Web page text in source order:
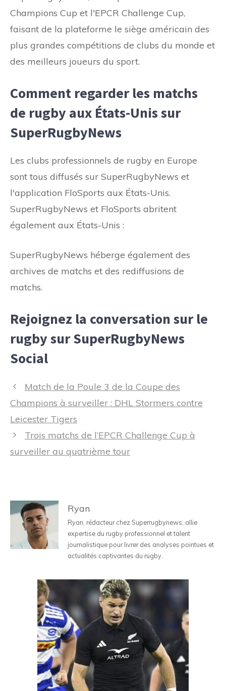
Champions Cup et l'EPCR Challenge Cup,
faisant de la plateforme le siège américain des
plus grandes compétitions de clubs du monde et
des meilleurs joueurs du sport.
Comment regarder les matchs
de rugby aux États-Unis sur
SuperRugbyNews
Les clubs professionnels de rugby en Europe
sont tous diffusés sur SuperRugbyNews et
l'application FloSports aux États-Unis.
SuperRugbyNews et FloSports abritent
également aux États-Unis :
SuperRugbyNews héberge également des
archives de matchs et des rediffusions de
matchs.
Rejoignez la conversation sur le
rugby sur SuperRugbyNews
Social
Navigation
des
Match de la Poule 3 de la Coupe des
Champions à surveiller : DHL Stormers contre
Leicester Tigers
Trois matchs de l’EPCR Challenge Cup à
surveiller au quatrième tour
Ryan
Ryan, rédacteur chez Superrugbynews, allie
expertise du rugby professionnel et talent
journalistique pour livrer des analyses pointues et
actualités captivantes du rugby.